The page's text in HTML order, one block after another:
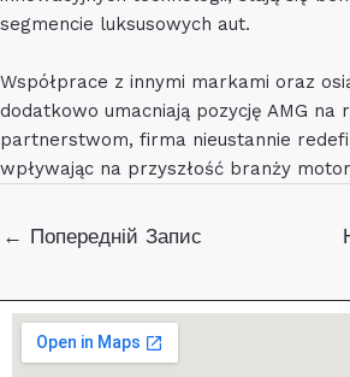
segmencie luksusowych aut.
Współprace z innymi markami oraz
dodatkowo umacniają pozycję AMG na
partnerstwom, firma nieustannie
wpływając na przyszłość branży
Навігація
← Попередній Запис